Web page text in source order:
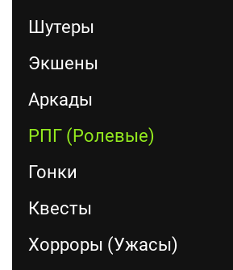
Шутеры
Экшены
Аркады
РПГ (Ролевые)
Гонки
Квесты
Хорроры (Ужасы)